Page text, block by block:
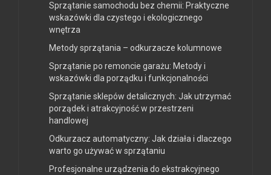
Sprzątanie samochodu bez chemii: Praktyczne
wskazówki dla czystego i ekologicznego
wnętrza
Metody sprzątania – odkurzacze kolumnowe
Sprzątanie po remoncie garażu: Metody i
wskazówki dla porządku i funkcjonalności
Sprzątanie sklepów detalicznych: Jak utrzymać
porządek i atrakcyjność w przestrzeni
handlowej
Odkurzacz automatyczny: Jak działa i dlaczego
warto go używać w sprzątaniu
Profesjonalne urządzenia do ekstrakcyjnego